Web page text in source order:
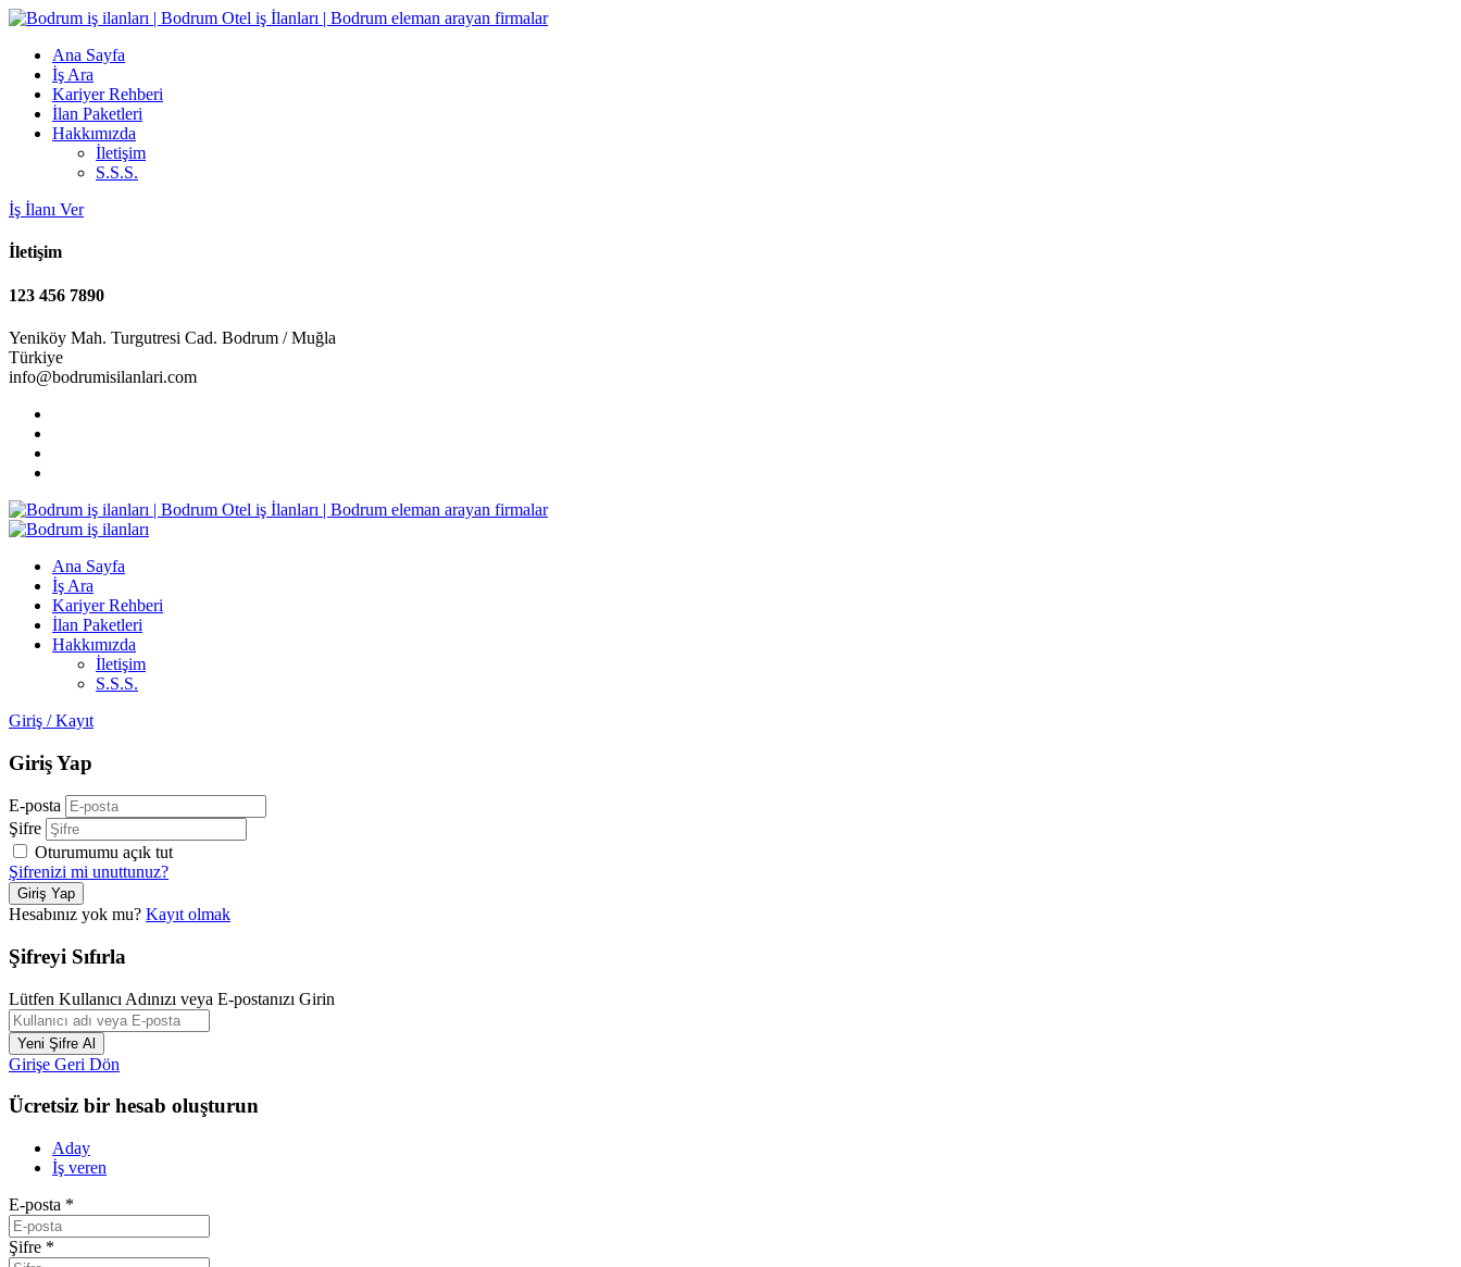
Ana Sayfa
İş Ara
Kariyer Rehberi
İlan Paketleri
Hakkımızda
İletişim
S.S.S.
İş İlanı Ver
İletişim
123 456 7890
Yeniköy Mah. Turgutresi Cad. Bodrum / Muğla
Türkiye
info@bodrumisilanlari.com
Ana Sayfa
İş Ara
Kariyer Rehberi
İlan Paketleri
Hakkımızda
İletişim
S.S.S.
Giriş / Kayıt
Giriş Yap
E-posta
Şifre
Oturumumu açık tut
Şifrenizi mi unuttunuz?
Hesabınız yok mu? Kayıt olmak
Şifreyi Sıfırla
Lütfen Kullanıcı Adınızı veya E-postanızı Girin
Girişe Geri Dön
Ücretsiz bir hesab oluşturun
Aday
İş veren
E-posta *
Şifre *